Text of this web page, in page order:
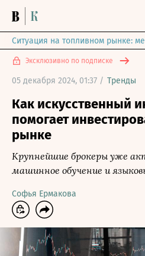
Ситуация на топливном рынке:
Эксклюзивно по подписке
05 декабря 2024, 01:37 / Тренды
Как искусственный
помогает
рынке
Крупнейшие брокеры уже
машинное обучение и
Софья Ермакова